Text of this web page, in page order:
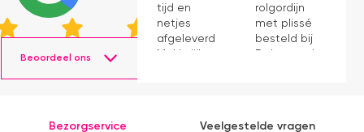
Beoordeel ons
tijd en
netjes
afgeleverd.
Makkelijk
rolgordijn
met plissé
besteld bij
Dakraamplaza.
Bezorgservice
Veelgestelde vragen